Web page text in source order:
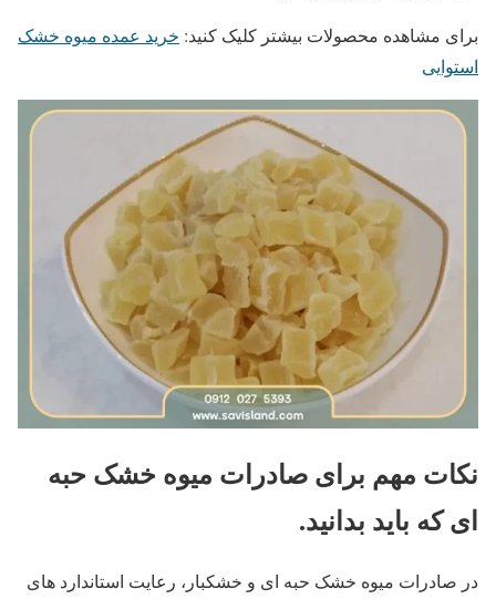
برای مشاهده محصولات بیشتر کلیک کنید: خرید عمده میوه خشک
استوایی
نکات مهم برای صادرات میوه خشک حبه
ای که باید بدانید.
در صادرات میوه خشک حبه ای و خشکبار، رعایت استاندارد های